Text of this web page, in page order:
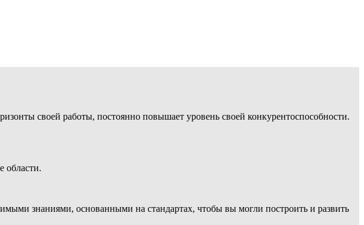
своей работы, постоянно повышает уровень своей конкурентоспособности.
области.
знаниями, основанными на стандартах, чтобы вы могли построить и развить